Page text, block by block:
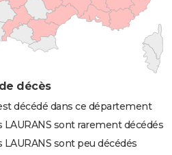
décès
décédé dans ce département
sont rarement décédés
sont peu décédés